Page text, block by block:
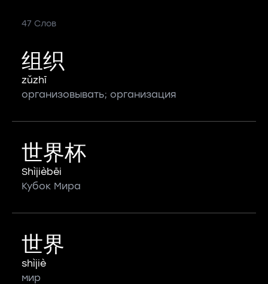
47 Слов
组织
zǔzhī
организовывать; организация
世界杯
Shìjièbēi
Кубок Мира
世界
shìjiè
мир